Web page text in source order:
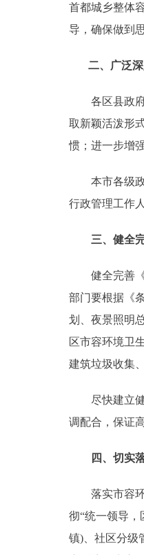
首都城乡整体
导，确保做到
二、广泛
各区县政府
取新颖活泼形
惯；进一步增
本市各级政
行政管理工作
三、健全
健全完善《
部门要根据《
划、夜景照明
区市容环境卫
建筑垃圾收集
尽快建立健
调配合，保证
四、切实
落实市容环
彻“统一领导
镇)、社区分级